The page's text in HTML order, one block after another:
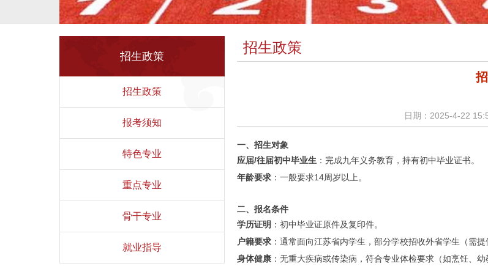
招生政策
招生政策
报考须知
特色专业
重点专业
骨干专业
就业指导
招生政策
日期：2025-4-22
一、招生对象
应届/往届初中毕业生 ：完成九年义务教育，持有初中毕业证书。
年龄要求 ：一般要求14周岁以上。
二、报名条件
学历证明 ：初中毕业证原件及复印件。
户籍要求 ：通常面向江苏省内学生，部分学校招收外省学生（需提
身体健康 ：无重大疾病或传染病，符合专业体检要求（如烹饪、幼